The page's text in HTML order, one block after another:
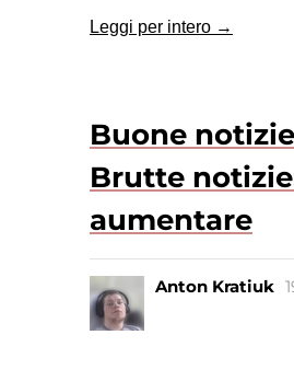
Leggi per intero →
Buone
Brutte
aumentare
Anton Kratiuk